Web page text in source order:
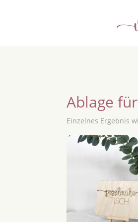
Ablage
Einzelnes Ergebnis